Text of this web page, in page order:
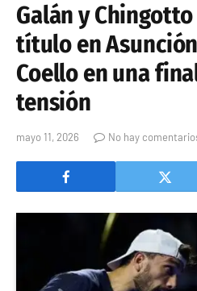
Galán y
título en
Coello en una
tensión
mayo 11, 2026 No hay